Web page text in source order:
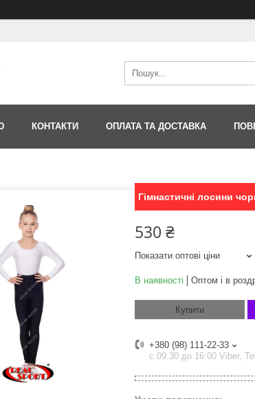
КОНТАКТИ ОПЛАТА ТА ДОСТАВКА
Гімнастичні лосини
530 ₴
Показати оптові ціни
В наявності Оптом і в
Купити
+380 (98) 111-22-33
с 09:30 до 16:00 Viber,